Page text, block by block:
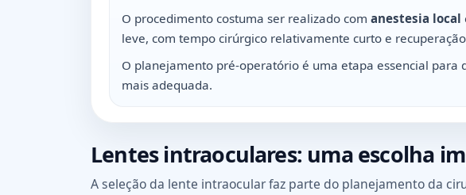
O procedimento costuma ser realizado com anestesia local
leve, com tempo cirúrgico relativamente curto e
O planejamento pré-operatório é uma etapa essencial para
mais adequada.
Lentes intraoculares: uma escolha
A seleção da lente intraocular faz parte do planejamento da